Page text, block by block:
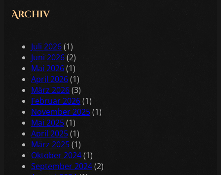
Archiv
Juli 2026(1)
Juni 2026(2)
Mai 2026(1)
April 2026(1)
März 2026(3)
Februar 2026(1)
November 2025(1)
Mai 2025(1)
April 2025(1)
März 2025(1)
Oktober 2024(1)
September 2024(2)